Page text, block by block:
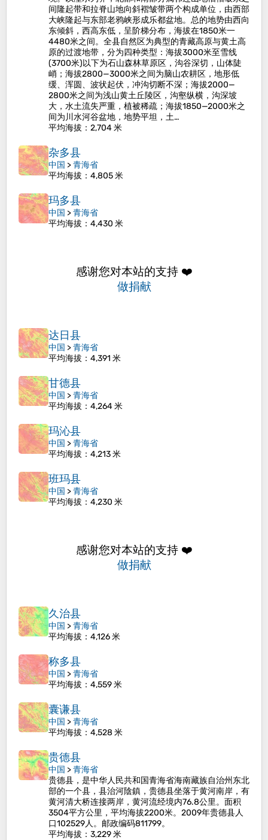
间隆起带和拉脊山地向斜褶皱带两个构成单位，由西部
大峡隆起与东部老鸦峡形成乐都盆地。总的地势由西向
东倾斜，西高东低，呈阶梯分布，海拔在1850米一
4480米之间。全县自然区为典型的青藏高原与黄土高
原的过渡地带，分为四种类型：海拔3000米至雪线
(3700米)以下为石山森林草原区，沟谷深切，山体陡
峭；海拔2800—3000米之间为脑山农耕区，地形低
缓、浑圆、波状起伏，冲沟切断不深；海拔2000—
2800米之间为浅山黄土丘陵区，沟壑纵横，沟深坡
大，水土流失严重，植被稀疏；海拔1850—2000米之
间为川水河谷盆地，地势平坦，土…
平均海拔 ：2,704 米
杂多县
中国 >青海省
平均海拔 ：4,805 米
玛多县
中国 >青海省
平均海拔 ：4,430 米
感谢您对本站的支持 ❤️
做捐献
达日县
中国 >青海省
平均海拔 ：4,391 米
甘德县
中国 >青海省
平均海拔 ：4,264 米
玛沁县
中国 >青海省
平均海拔 ：4,213 米
班玛县
中国 >青海省
平均海拔 ：4,230 米
感谢您对本站的支持 ❤️
做捐献
久治县
中国 >青海省
平均海拔 ：4,126 米
称多县
中国 >青海省
平均海拔 ：4,559 米
囊谦县
中国 >青海省
平均海拔 ：4,528 米
贵德县
中国 >青海省
贵德县，是中华人民共和国青海省海南藏族自治州东北
部的一个县，县治河陰鎮，贵德县坐落于黄河南岸，有
黄河清大桥连接两岸，黄河流经境内76.8公里。面积
3504平方公里，平均海拔2200米。2009年贵德县人
口102529人。邮政编码811799。
平均海拔 ：3,229 米